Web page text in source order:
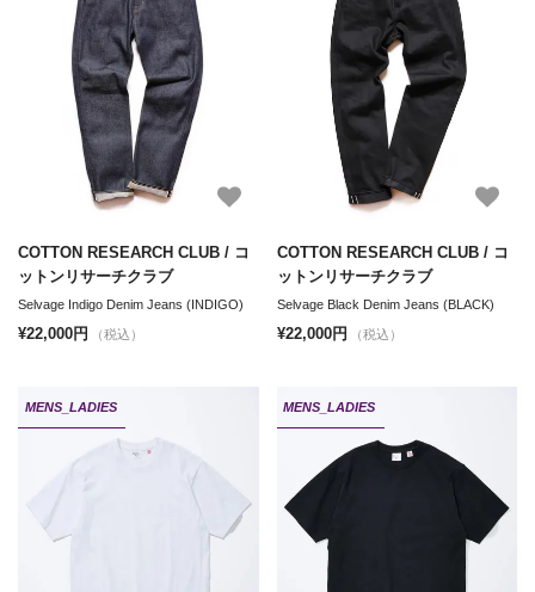
COTTON RESEARCH CLUB / コ
ットンリサーチクラブ
Selvage Indigo Denim Jeans (INDIGO)
¥22,000円 （税込）
COTTON RESEARCH CLUB / コ
ットンリサーチクラブ
Selvage Black Denim Jeans (BLACK)
¥22,000円 （税込）
MENS_LADIES MENS_LADIES